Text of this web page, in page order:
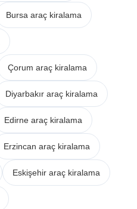
Bursa araç kiralama
Çorum araç kiralama
Diyarbakır araç kiralama
Edirne araç kiralama
Erzincan araç kiralama
Eskişehir araç kiralama